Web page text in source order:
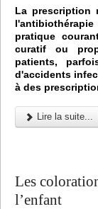
La prescription
pratique
curatif ou
patients,
d'accidents
à des
Lire la suite...
Les
l’enfant